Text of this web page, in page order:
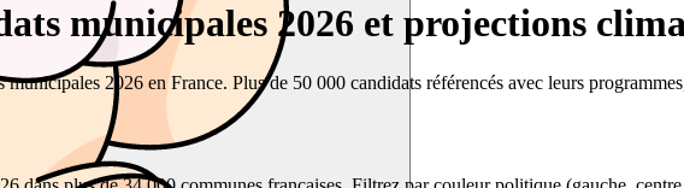
municipales 2026 et projections
2026 en France. Plus de 50 000 candidats référencés avec leurs